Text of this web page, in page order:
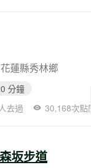
花蓮縣秀林鄉
分鐘
去過 30,168次點閱
坂步道